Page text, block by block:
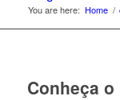
You are here: Home /
Conheça o